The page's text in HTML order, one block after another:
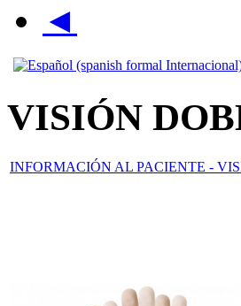
◄
VISIÓN
INFORMACIÓN AL PACIENTE -